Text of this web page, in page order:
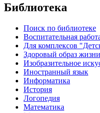
Библиотека
Поиск по библиотеке
Воспитательная
Для комплексов
Здоровый образ жизни
Изобразительное
Иностранный язык
Информатика
История
Логопедия
Математика